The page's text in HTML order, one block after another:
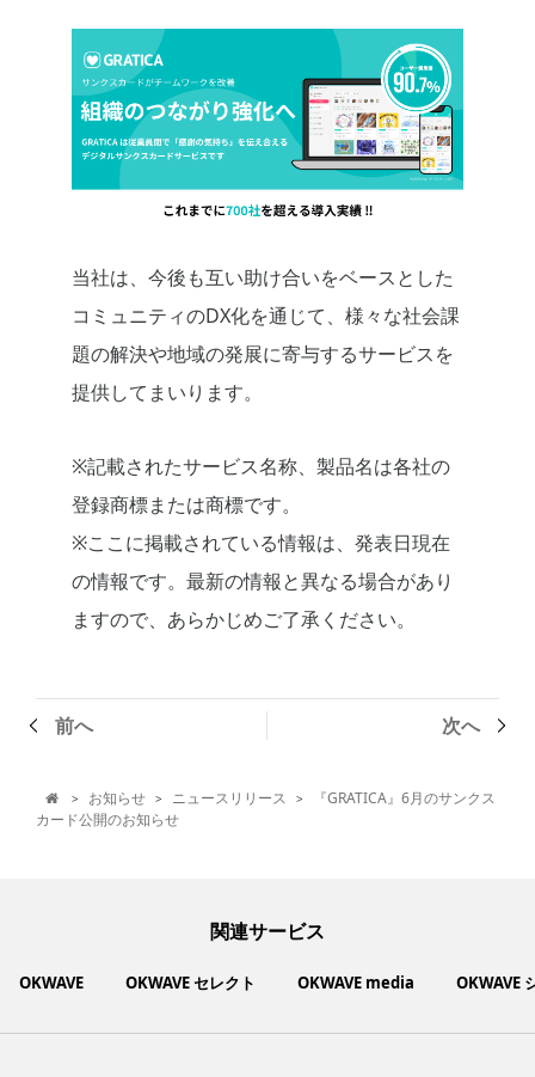
当社は、今後も互い助け合いをベースとした
コミュニティのDX化を通じて、様々な社会課
題の解決や地域の発展に寄与するサービスを
提供してまいります。
※記載されたサービス名称、製品名は各社の
登録商標または商標です。
※ここに掲載されている情報は、発表日現在
の情報です。最新の情報と異なる場合があり
ますので、あらかじめご了承ください。
前へ 次へ
 > お知らせ > ニュースリリース >
『GRATICA』6月のサンクス
カード公開のお知らせ
関連サービス
OKWAVE OKWAVE セレクト OKWAVE media OKWAVE